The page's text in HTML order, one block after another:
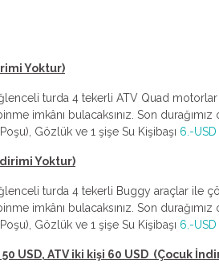
Yoktur)
turda 4 tekerli ATV Quad
imkânı bulacaksınız. Son
Gözlük ve 1 şişe Su Kişibaşı 6.-USD
Yoktur)
turda 4 tekerli Buggy araçlar ile
imkânı bulacaksınız. Son
Gözlük ve 1 şişe Su Kişibaşı 6.-USD
USD, ATV iki kişi 60 USD (Çocuk